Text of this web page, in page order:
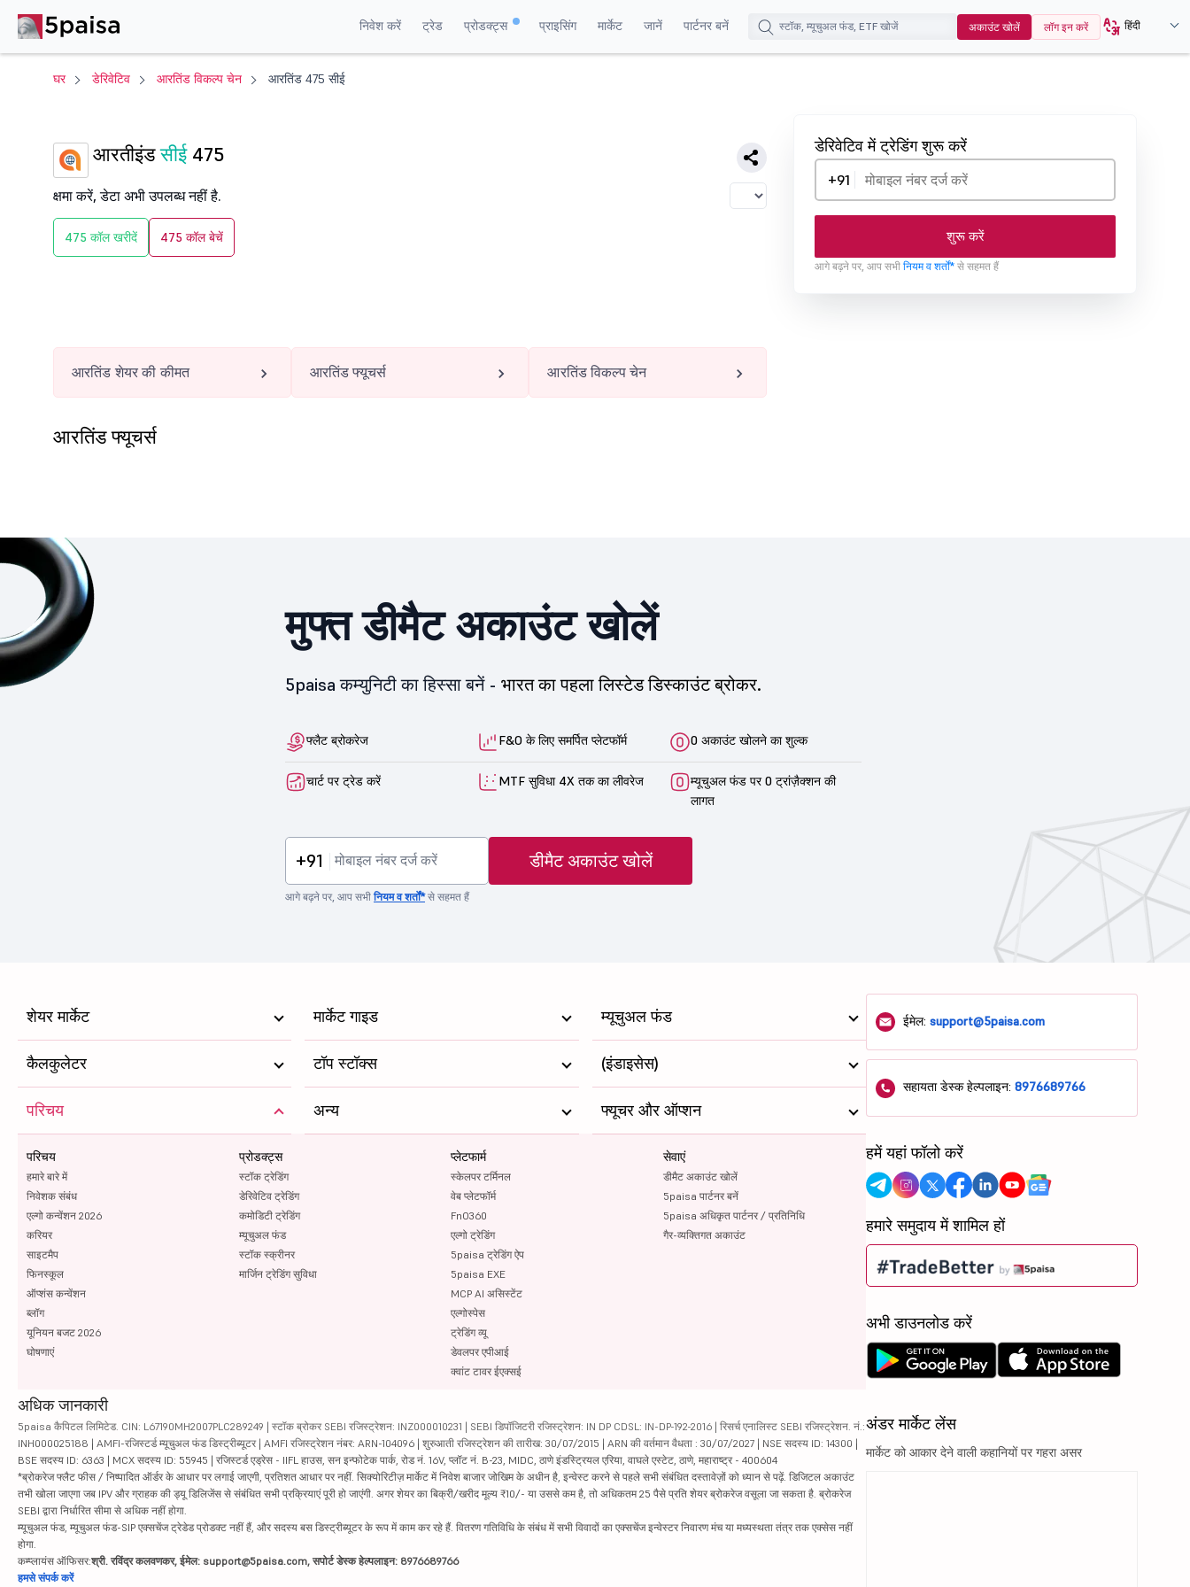
निवेश करें ट्रेड प्रोडक्ट्स प्राइसिंग मार्केट जानें पार्टनर बनें अकाउंट खोलें लॉग इन करें हिंदी
घर डेरिवेटिव आरतिंड विकल्प चेन आरतिंड 475 सीई
आरतीइंडसीई475
क्षमा करें, डेटा अभी उपलब्ध नहीं है.
475 कॉल खरीदें 475 कॉल बेचें
डेरिवेटिव में ट्रेडिंग शुरू करें
+91
शुरू करें
आगे बढ़ने पर, आप सभी नियम व शर्तों* से सहमत हैं
आरतिंड शेयर की कीमत आरतिंड फ्यूचर्स आरतिंड विकल्प चेन
आरतिंड फ्यूचर्स
मुफ्त डीमैट अकाउंट खोलें
5paisa कम्युनिटी का हिस्सा बनें - भारत का पहला लिस्टेड डिस्काउंट ब्रोकर.
फ्लैट ब्रोकरेज F&O के लिए समर्पित प्लेटफॉर्म 0 अकाउंट खोलने का शुल्क
चार्ट पर ट्रेड करें MTF सुविधा 4X तक का लीवरेज
म्यूचुअल फंड पर 0 ट्रांज़ैक्शन की
लागत
+91 डीमैट अकाउंट खोलें
आगे बढ़ने पर, आप सभीनियम व शर्तों*से सहमत हैं
शेयर मार्केट मार्केट गाइड म्यूचुअल फंड
कैलकुलेटर टॉप स्टॉक्स (इंडाइसेस)
परिचय
परिचय
हमारे बारे में
निवेशक संबंध
एल्गो कन्वेंशन 2026
करियर
साइटमैप
फिनस्कूल
ऑप्शंस कन्वेंशन
ब्लॉग
यूनियन बजट 2026
घोषणाएं
प्रोडक्ट्स
स्टॉक ट्रेडिंग
डेरिवेटिव ट्रेडिंग
कमोडिटी ट्रेडिंग
म्यूचुअल फंड
स्टॉक स्क्रीनर
मार्जिन ट्रेडिंग सुविधा
प्लेटफार्म
स्केलपर टर्मिनल
वेब प्लेटफॉर्म
FnO360
एल्गो ट्रेडिंग
5paisa ट्रेडिंग ऐप
5paisa EXE
MCP AI असिस्टेंट
एल्गोस्पेस
ट्रेडिंग व्यू
डेवलपर एपीआई
क्वांट टावर ईएक्सई
सेवाएं
डीमैट अकाउंट खोलें
5paisa पार्टनर बनें
5paisa अधिकृत पार्टनर / प्रतिनिधि
गैर-व्यक्तिगत अकाउंट
अन्य फ्यूचर और ऑप्शन
अधिक जानकारी
5paisa कैपिटल लिमिटेड. CIN: L67190MH2007PLC289249 | स्टॉक ब्रोकर SEBI रजिस्ट्रेशन: INZ000010231 | SEBI डिपॉजिटरी रजिस्ट्रेशन: IN DP CDSL: IN-DP-192-2016 | रिसर्च एनालिस्ट SEBI रजिस्ट्रेशन. नं.:
INH000025188 | AMFI-रजिस्टर्ड म्यूचुअल फंड डिस्ट्रीब्यूटर | AMFI रजिस्ट्रेशन नंबर: ARN-104096 | शुरुआती रजिस्ट्रेशन की तारीख: 30/07/2015 | ARN की वर्तमान वैधता : 30/07/2027 | NSE सदस्य ID: 14300 |
BSE सदस्य ID: 6363 | MCX सदस्य ID: 55945 | रजिस्टर्ड एड्रेस - IIFL हाउस, सन इन्फोटेक पार्क, रोड नं. 16V, प्लॉट नं. B-23, MIDC, ठाणे इंडस्ट्रियल एरिया, वाघले एस्टेट, ठाणे, महाराष्ट्र - 400604
*ब्रोकरेज फ्लैट फीस / निष्पादित ऑर्डर के आधार पर लगाई जाएगी, प्रतिशत आधार पर नहीं. सिक्योरिटीज़ मार्केट में निवेश बाजार जोखिम के अधीन है, इन्वेस्ट करने से पहले सभी संबंधित दस्तावेज़ों को ध्यान से पढ़ें. डिजिटल अकाउंट
तभी खोला जाएगा जब IPV और ग्राहक की ड्यू डिलिजेंस से संबंधित सभी प्रक्रियाएं पूरी हो जाएंगी. अगर शेयर का बिक्री/खरीद मूल्य ₹10/- या उससे कम है, तो अधिकतम 25 पैसे प्रति शेयर ब्रोकरेज वसूला जा सकता है. ब्रोकरेज
SEBI द्वारा निर्धारित सीमा से अधिक नहीं होगा.
म्यूचुअल फंड, म्यूचुअल फंड-SIP एक्सचेंज ट्रेडेड प्रोडक्ट नहीं हैं, और सदस्य बस डिस्ट्रीब्यूटर के रूप में काम कर रहे हैं. वितरण गतिविधि के संबंध में सभी विवादों का एक्सचेंज इन्वेस्टर निवारण मंच या मध्यस्थता तंत्र तक एक्सेस नहीं
होगा.
कम्प्लायंस ऑफिसर:श्री. रविंद्र कलवणकर, ईमेल: support@5paisa.com, सपोर्ट डेस्क हेल्पलाइन: 8976689766
हमसे संपर्क करें
ईमेल:support@5paisa.com
सहायता डेस्क हेल्पलाइन:8976689766
हमें यहां फॉलो करें
हमारे समुदाय में शामिल हों
अभी डाउनलोड करें
अंडर मार्केट लेंस
मार्केट को आकार देने वाली कहानियों पर गहरा असर